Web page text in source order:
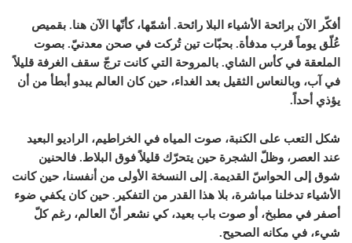
أفكّر الآن برائحة الأشياء البلا رائحة. أشمّها، كأنّها الآن هنا. بقميص
عُلّق يوماً قرب مدفأة. بحبّات تين تُركت في صحن معدنيّ. بصوت
الملعقة في كأس الشاي. بالمروحة التي كانت ترجّ سقف الغرفة قليلاً
في آب، وبالنعاس الثقيل بعد الغداء، حين كان العالم يبدو أبطأ من أن
يؤذي أحداً.
شكل التعب على الكنبة، صوت المياه في الخراطيم، الراديو البعيد
عند العصر، وظلّ الشجرة حين يتحرّك قليلاً فوق البلاط. فالحنين
شوق إلى الحواسّ القديمة. إلى النسخة الأولى من أنفسنا، حين كانت
الأشياء تدخلنا مباشرة، بلا هذا القدر من التفكير. حين كان يكفي ضوء
أصفر في مطبخ، أو صوت باب بعيد، كي نشعر أنّ العالم، رغم كلّ
شيء، في مكانه الصحيح.